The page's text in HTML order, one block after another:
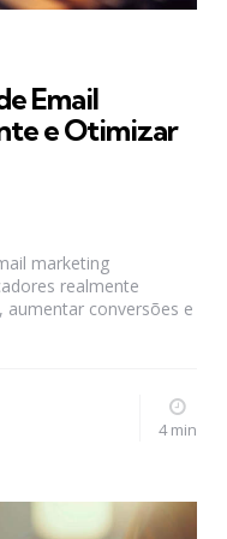
Email
e Otimizar
marketing
realmente
conversões e
4 min